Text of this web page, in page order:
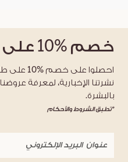
خصم %10 على
احصلوا
نشرتنا الإخبارية، لمعرفة
بالبشرة.
*تطبق الشروط والأحكام